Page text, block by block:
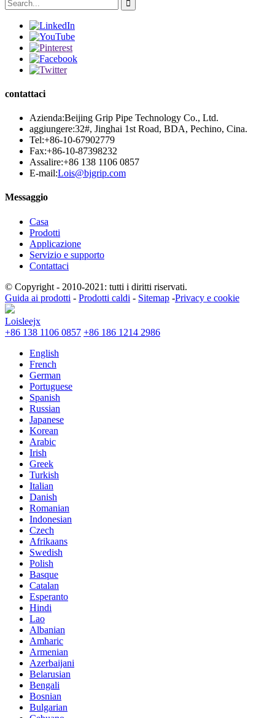
contattaci
Azienda:Beijing Grip Pipe Technology Co., Ltd.
aggiungere:32#, Jinghai 1st Road, BDA, Pechino, Cina.
Tel:+86-10-67902779
Fax:+86-10-87398232
Assalire:+86 138 1106 0857
E-mail:Lois@bjgrip.com
Messaggio
Casa
Prodotti
Applicazione
Servizio e supporto
Contattaci
© Copyright - 2010-2021: tutti i diritti riservati.
Guida ai prodotti - Prodotti caldi - Sitemap -Privacy e cookie
Loisleejx
+86 138 1106 0857 +86 186 1214 2986
English
French
German
Portuguese
Spanish
Russian
Japanese
Korean
Arabic
Irish
Greek
Turkish
Italian
Danish
Romanian
Indonesian
Czech
Afrikaans
Swedish
Polish
Basque
Catalan
Esperanto
Hindi
Lao
Albanian
Amharic
Armenian
Azerbaijani
Belarusian
Bengali
Bosnian
Bulgarian